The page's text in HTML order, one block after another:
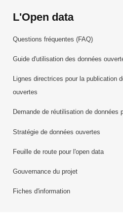
L'Open data
Questions fréquentes (FAQ)
Guide d'utilisation des données
Lignes directrices pour la publication
ouvertes
Demande de réutilisation de données
Stratégie de données ouvertes
Feuille de route pour l'open data
Gouvernance du projet
Fiches d'information